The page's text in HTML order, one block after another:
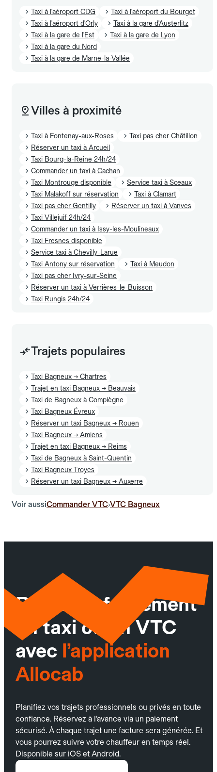
Taxi à l'aéroport CDG
Taxi à l'aéroport du Bourget
Taxi à l'aéroport d'Orly
Taxi à la gare d'Austerlitz
Taxi à la gare de l'Est
Taxi à la gare de Lyon
Taxi à la gare du Nord
Taxi à la gare de Marne-la-Vallée
Villes à proximité
Taxi à Fontenay-aux-Roses
Taxi pas cher Châtillon
Réserver un taxi à Arcueil
Taxi Bourg-la-Reine 24h/24
Commander un taxi à Cachan
Taxi Montrouge disponible
Service taxi à Sceaux
Taxi Malakoff sur réservation
Taxi à Clamart
Taxi pas cher Gentilly
Réserver un taxi à Vanves
Taxi Villejuif 24h/24
Commander un taxi à Issy-les-Moulineaux
Taxi Fresnes disponible
Service taxi à Chevilly-Larue
Taxi Antony sur réservation
Taxi à Meudon
Taxi pas cher Ivry-sur-Seine
Réserver un taxi à Verrières-le-Buisson
Taxi Rungis 24h/24
Trajets populaires
Taxi Bagneux → Chartres
Trajet en taxi Bagneux → Beauvais
Taxi de Bagneux à Compiègne
Taxi Bagneux Évreux
Réserver un taxi Bagneux → Rouen
Taxi Bagneux → Amiens
Trajet en taxi Bagneux → Reims
Taxi de Bagneux à Saint-Quentin
Taxi Bagneux Troyes
Réserver un taxi Bagneux → Auxerre
Voir aussiCommander VTC›VTC Bagneux
Réservez facilement
un taxi ou un VTC
avec l’application
Allocab
Planifiez vos trajets professionnels ou privés en toute
confiance. Réservez à l’avance via un paiement
sécurisé. À chaque trajet une facture sera générée. Et
vous pourrez suivre votre chauffeur en temps réel.
Disponible sur iOS et Android.